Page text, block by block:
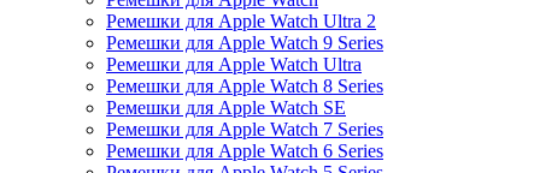
Ремешки для Apple Watch Ultra 2
Ремешки для Apple Watch 9 Series
Ремешки для Apple Watch Ultra
Ремешки для Apple Watch 8 Series
Ремешки для Apple Watch SE
Ремешки для Apple Watch 7 Series
Ремешки для Apple Watch 6 Series